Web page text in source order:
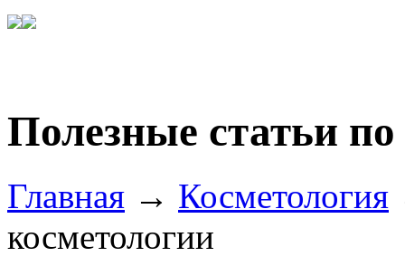
Полезные статьи
Главная → Косметология
косметологии